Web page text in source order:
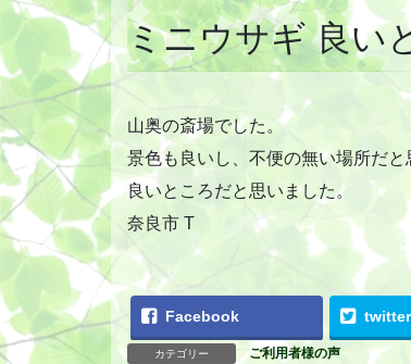
ミニウサギ 良い
山奥の斎場でした。
景色も良いし、不便の無い場所だと
良いところだと思いました。
奈良市 T
Facebook twitter
カテゴリー ご利用者様の声